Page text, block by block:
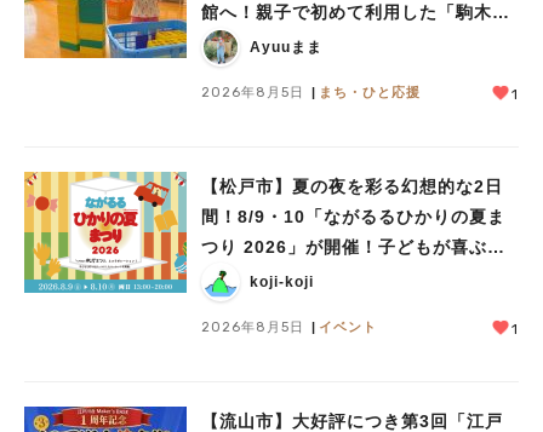
館へ！親子で初めて利用した「駒木台
児童館」レポート
Ayuuまま
2026年8月5日 まち・ひと応援 1
【松戸市】夏の夜を彩る幻想的な2日
間！8/9・10「ながるるひかりの夏ま
つり 2026」が開催！子どもが喜ぶワ
ークショップや限定ヒーローショーも
koji-koji
2026年8月5日 イベント 1
【流山市】大好評につき第3回「江戸